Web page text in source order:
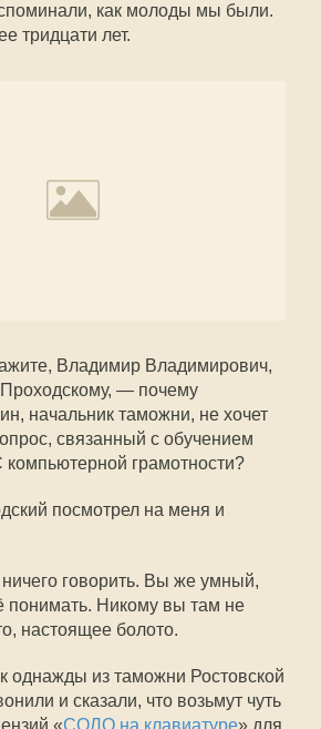
как молоды мы были.
тридцати лет.
Владимир Владимирович,
— почему
начальник таможни, не хочет
связанный с обучением
компьютерной грамотности?
посмотрел на меня и
говорить. Вы же умный,
понимать. Никому вы там не
настоящее болото.
однажды из таможни Ростовской
и сказали, что возьмут чуть
«СОЛО на клавиатуре» для